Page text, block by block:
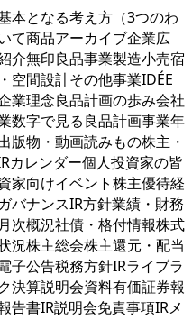
本となる考え方（3つのわ
て商品アーカイブ企業広
介無印良品事業製造小売宿
空間設計その他事業IDÉE
業理念良品計画の歩み会社
数字で見る良品計画事業年
版物・動画読みもの株主・
カレンダー個人投資家の皆
家向けイベント株主優待経
バナンスIR方針業績・財務
次概況社債・格付情報株式
況株主総会株主還元・配当
子公告税務方針IRライブラ
決算説明会資料有価証券報
告書IR説明会免責事項IRメ